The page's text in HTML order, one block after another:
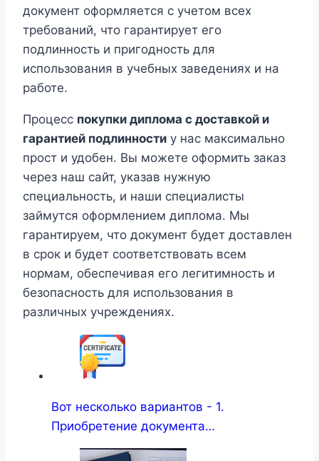
документ оформляется с учетом всех
требований, что гарантирует его
подлинность и пригодность для
использования в учебных заведениях и на
работе.
Процесс покупки диплома с доставкой и
гарантией подлинности у нас максимально
прост и удобен. Вы можете оформить заказ
через наш сайт, указав нужную
специальность, и наши специалисты
займутся оформлением диплома. Мы
гарантируем, что документ будет доставлен
в срок и будет соответствовать всем
нормам, обеспечивая его легитимность и
безопасность для использования в
различных учреждениях.
Вот несколько вариантов - 1.
Приобретение документа…